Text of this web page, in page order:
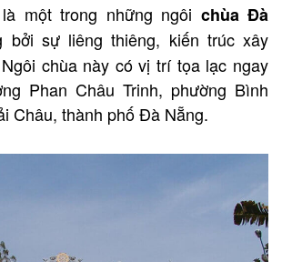
một trong những ngôi chùa Đà
bởi sự liêng thiêng, kiến trúc xây
chùa này có vị trí tọa lạc ngay
Phan Châu Trinh, phường Bình
Châu, thành phố Đà Nẵng.